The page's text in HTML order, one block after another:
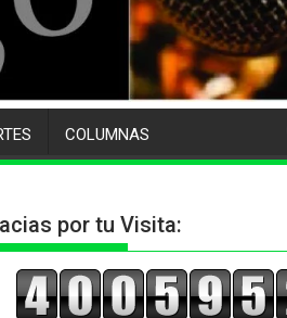
COLUMNAS
por tu Visita: